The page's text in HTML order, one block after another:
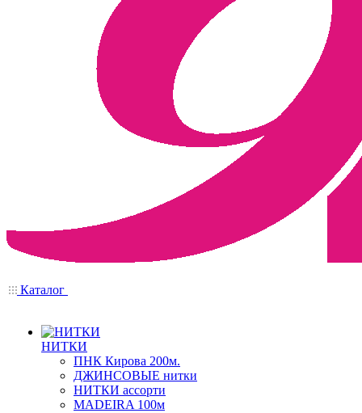
Каталог
НИТКИ
ПНК Кирова 200м.
ДЖИНСОВЫЕ нитки
НИТКИ ассорти
MADEIRA 100м